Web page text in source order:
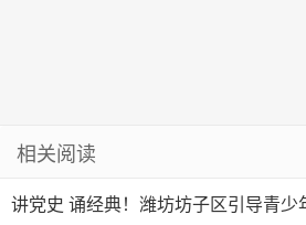
相关阅读
讲党史 诵经典！潍坊坊子区引导青少